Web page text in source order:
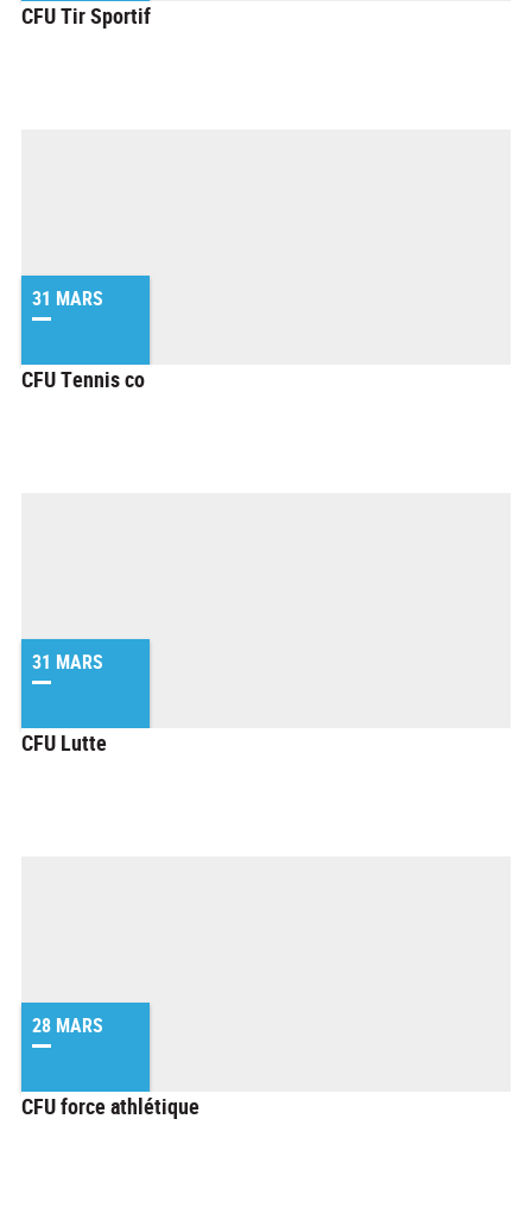
CFU Tir Sportif
31 MARS
CFU Tennis co
31 MARS
CFU Lutte
28 MARS
CFU force athlétique